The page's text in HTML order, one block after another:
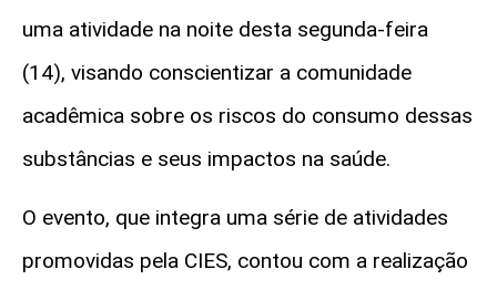
uma atividade na noite desta segunda-feira
(14), visando conscientizar a comunidade
acadêmica sobre os riscos do consumo dessas
substâncias e seus impactos na saúde.
O evento, que integra uma série de atividades
promovidas pela CIES, contou com a realização